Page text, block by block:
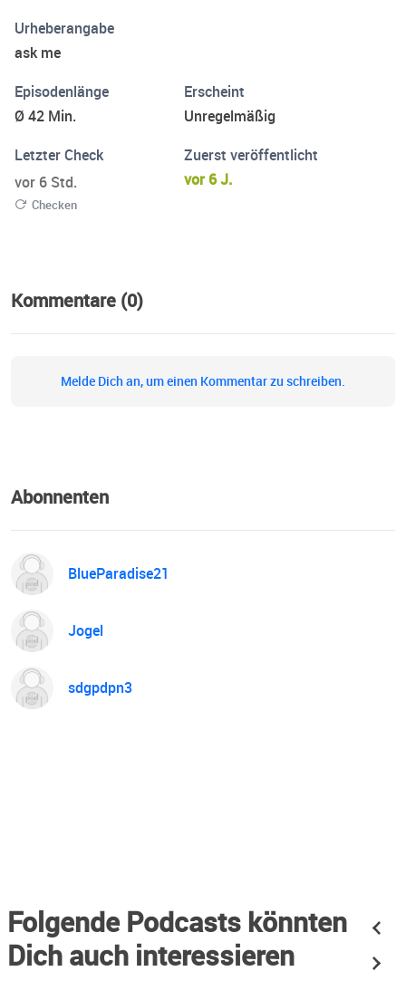
Urheberangabe
ask me
Episodenlänge
Ø 42 Min.
Erscheint
Unregelmäßig
Letzter Check
vor 6 Std.
Checken
Zuerst veröffentlicht
vor 6 J.
Kommentare (0)
Melde Dich an, um einen Kommentar zu schreiben.
Abonnenten
BlueParadise21
Jogel
sdgpdpn3
Folgende Podcasts könnten
Dich auch interessieren